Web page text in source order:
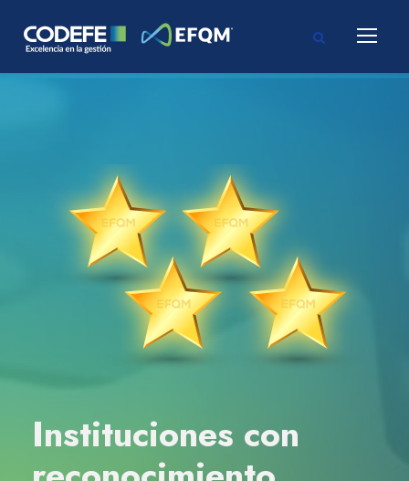
Instituciones con